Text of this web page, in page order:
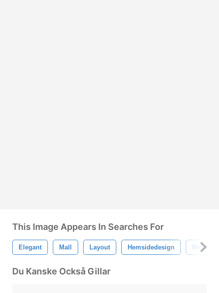
This Image Appears In Searches For
Elegant Mall Layout Hemsidedesign
Du Kanske Också Gillar